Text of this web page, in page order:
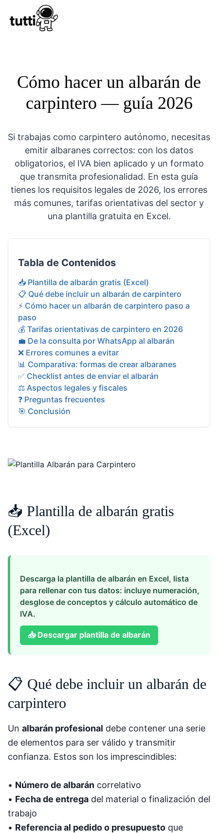
Cómo hacer un albarán de
carpintero — guía 2026
Si trabajas como carpintero autónomo, necesitas
emitir albaranes correctos: con los datos
obligatorios, el IVA bien aplicado y un formato
que transmita profesionalidad. En esta guía
tienes los requisitos legales de 2026, los errores
más comunes, tarifas orientativas del sector y
una plantilla gratuita en Excel.
Tabla de Contenidos
📥 Plantilla de albarán gratis (Excel)
📋 Qué debe incluir un albarán de carpintero
⚡ Cómo hacer un albarán de carpintero paso a
paso
💰 Tarifas orientativas de carpintero en 2026
💼 De la consulta por WhatsApp al albarán
❌ Errores comunes a evitar
📊 Comparativa: formas de crear albaranes
✅ Checklist antes de enviar el albarán
⚖️ Aspectos legales y fiscales
❓ Preguntas frecuentes
🎯 Conclusión
📥 Plantilla de albarán gratis
(Excel)
Descarga la plantilla de albarán en Excel, lista
para rellenar con tus datos: incluye numeración,
desglose de conceptos y cálculo automático de
IVA.
📥 Descargar plantilla de albarán
📋 Qué debe incluir un albarán de
carpintero
Un albarán profesional debe contener una serie
de elementos para ser válido y transmitir
confianza. Estos son los imprescindibles:
• Número de albarán correlativo
• Fecha de entrega del material o finalización del
trabajo
• Referencia al pedido o presupuesto que